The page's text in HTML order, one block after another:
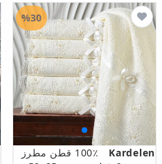
Kardelen
100٪ قطن مطرز
%30